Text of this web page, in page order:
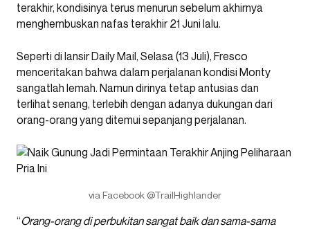
terakhir, kondisinya terus menurun sebelum akhirnya
menghembuskan nafas terakhir 21 Juni lalu.
Seperti di lansir Daily Mail, Selasa (13 Juli), Fresco
menceritakan bahwa dalam perjalanan kondisi Monty
sangatlah lemah. Namun dirinya tetap antusias dan
terlihat senang, terlebih dengan adanya dukungan dari
orang-orang yang ditemui sepanjang perjalanan.
via Facebook @TrailHighlander
“Orang-orang di perbukitan sangat baik dan sama-sama